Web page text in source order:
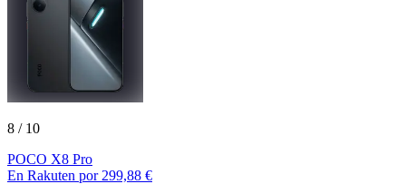
8 / 10
POCO X8 Pro
En Rakuten por 299,88 €